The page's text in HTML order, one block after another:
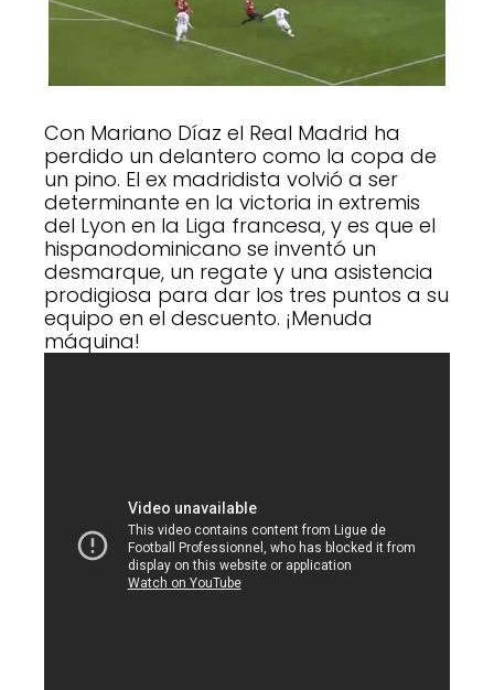
Con Mariano Díaz el Real Madrid ha
perdido un delantero como la copa de
un pino. El ex madridista volvió a ser
determinante en la victoria in extremis
del Lyon en la Liga francesa, y es que el
hispanodominicano se inventó un
desmarque, un regate y una asistencia
prodigiosa para dar los tres puntos a su
equipo en el descuento. ¡Menuda
máquina!